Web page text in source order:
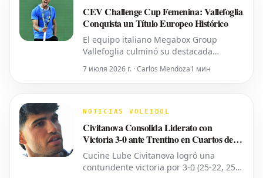
убедительно обыграв «ETV
CEV Challenge Cup Femenina: Vallefoglia
Conquista un Título Europeo Histórico
El equipo italiano Megabox Group
Vallefoglia culminó su destacada
campeón de la CEV Challenge Cup
la noche, superaron al Panathinaikos de
su primer t
7 июля 2026 г. · Carlos Mendoza1 мин
NOTICIAS VOLEIBOL
Civitanova Consolida Liderato con
Victoria 3-0 ante Trentino en Cuartos de
SuperLega
Cucine Lube Civitanova logró una
contundente victoria por 3-0 (25-22, 25-